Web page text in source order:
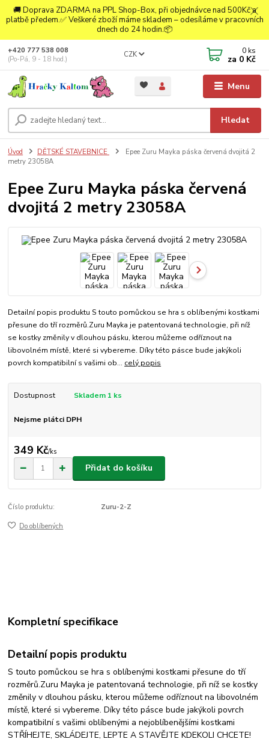
🚚 Doprava ZDARMA na PPL Shop-Box, při objednávce nad 500Kč a
platbě předem.✅ Veškeré zboží máme skladem – odesíláme v pracovních
dnech do 24 hodin.📦
Menu
CZK
Hledat
+420 777 538 008
(Po-Pá, 9 - 18 hod.)
0 ks
za 0 Kč
Úvod DĚTSKÉ STAVEBNICE
Epee Zuru Mayka páska červená dvojitá 2
metry 23058A
Epee Zuru Mayka páska červená
dvojitá 2 metry 23058A
Detailní popis produktu S touto pomůckou se hra s oblíbenými kostkami
přesune do tří rozměrů.Zuru Mayka je patentovaná technologie, při níž
se kostky změnily v dlouhou pásku, kterou můžeme odříznout na
libovolném místě, které si vybereme. Díky této pásce bude jakýkoli
povrch kompatibilní s vašimi ob... celý popis
Dostupnost Skladem 1 ks
Nejsme plátci DPH
349 Kč/ks
Přidat do košíku
Číslo produktu: Zuru-2-Z
Do oblíbených
Kompletní specifikace
Detailní popis produktu
S touto pomůckou se hra s oblíbenými kostkami přesune do tří
rozměrů.Zuru Mayka je patentovaná technologie, při níž se kostky
změnily v dlouhou pásku, kterou můžeme odříznout na libovolném
místě, které si vybereme. Díky této pásce bude jakýkoli povrch
kompatibilní s vašimi oblíbenými a nejoblíbenějšími kostkami
STŘÍHEJTE, SKLÁDEJTE, LEPTE A STAVĚJTE KDEKOLI CHCETE!